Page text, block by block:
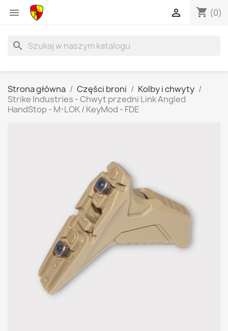
 shopping_cart (0)

search
Strona główna Części broni
Kolby i chwyty
Strike Industries - Chwyt przedni Link Angled
HandStop - M-LOK / KeyMod - FDE